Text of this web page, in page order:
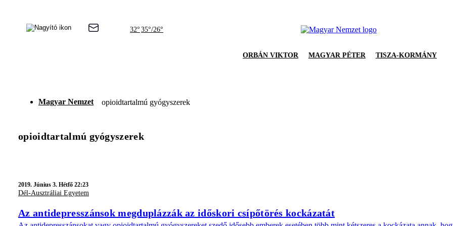
32° 35°/26°
ORBÁN VIKTOR MAGYAR PÉTER TISZA-KORMÁNY
Magyar Nemzet opioidtartalmú gyógyszerek
opioidtartalmú gyógyszerek
2019. Június 3. Hétfő 22:23
Dél-Ausztráliai Egyetem
Az antidepresszánsok megduplázzák az időskori csípőtörés kockázatát